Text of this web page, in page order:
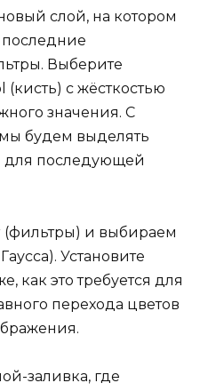
слой, на котором
Выберите
(кисть) с жёсткостью
значения. С
будем выделять
для последующей
и выбираем
Установите
как это требуется для
перехода цветов
заливка, где